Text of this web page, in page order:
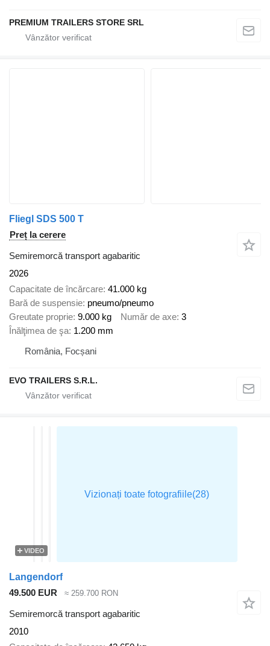
PREMIUM TRAILERS STORE SRL
Fliegl SDS 500 T
Preț la cerere
Semiremorcă transport agabaritic
2026
Capacitate de încărcare 41.000 kg
Bară de suspensie pneumo/pneumo
Greutate proprie 9.000 kg Număr de axe 3
Înălţimea de şa 1.200 mm
România, Focșani
EVO TRAILERS S.R.L.
VIDEO
Langendorf
49.500 EUR
≈ 259.700 RON
Semiremorcă transport agabaritic
2010